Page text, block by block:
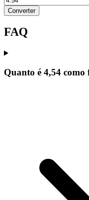
Converter
FAQ
Quanto é 4,54